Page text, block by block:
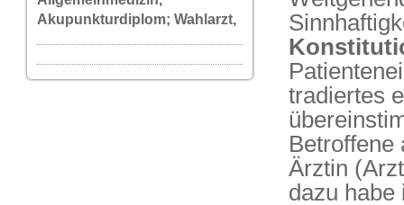
Akupunkturdiplom; Wahlarzt,
tradiertes
Betroffene
Ärztin
dazu